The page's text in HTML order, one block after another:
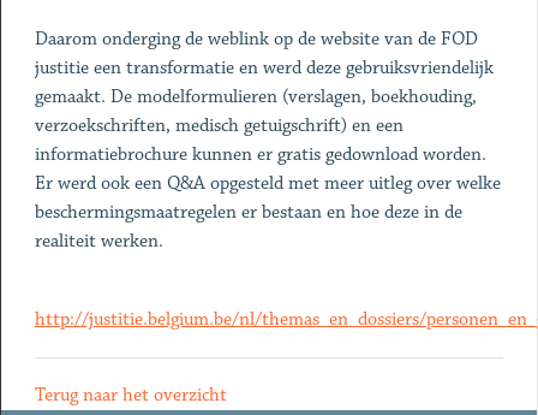
Daarom onderging de weblink op de website van de FOD
justitie een transformatie en werd deze gebruiksvriendelijk
gemaakt. De modelformulieren (verslagen, boekhouding,
verzoekschriften, medisch getuigschrift) en een
informatiebrochure kunnen er gratis gedownload worden.
Er werd ook een Q&A opgesteld met meer uitleg over welke
beschermingsmaatregelen er bestaan en hoe deze in de
realiteit werken.
http://justitie.belgium.be/nl/themas_en_dossiers/
Terug naar het overzicht